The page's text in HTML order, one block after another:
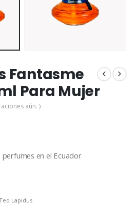
Fantasme
Para Mujer
aún. )
en el Ecuador
Lapidus